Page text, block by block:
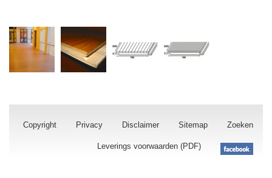
Copyright Privacy Disclaimer Sitemap Zoeken
Leverings voorwaarden (PDF)